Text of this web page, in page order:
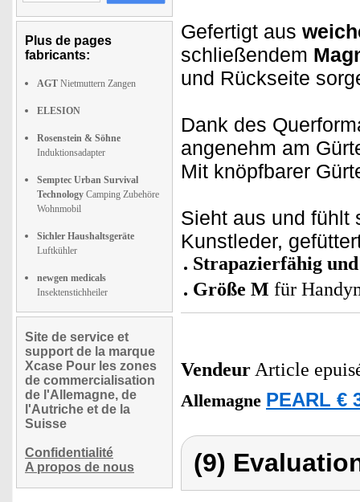
Plus de pages
fabricants:
AGT Nietmuttern Zangen
ELESION
Rosenstein & Söhne
Induktionsadapter
Semptec Urban Survival
Technology Camping Zubehöre
Wohnmobil
Sichler Haushaltsgeräte
Luftkühler
newgen medicals
Insektenstichheiler
Site de service et
support de la marque
Xcase Pour les zones
de commercialisation
de l'Allemagne, de
l'Autriche et de la
Suisse
Confidentialité
A propos de nous
Gefertigt aus
schließendem
und Rückseite
Dank des
angenehm am
Mit knöpfbarer
Sieht aus und fühlt
Kunstleder,
Strapazierfähig
Größe M für
Vendeur Article
Allemagne PEARL €
(9)